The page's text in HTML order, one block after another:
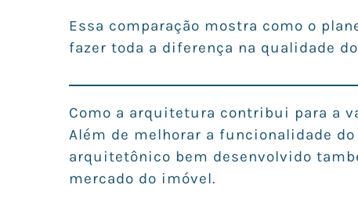
Essa comparação mostra como o
fazer toda a diferença na qualidade
Como a arquitetura contribui para a
Além de melhorar a funcionalidade
arquitetônico bem desenvolvido
mercado do imóvel.